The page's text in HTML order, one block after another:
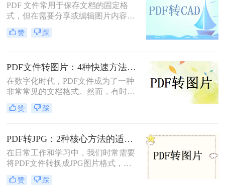
PDF 文件常用于保存文档的固定格
式，但在需要分享或编辑图片内容
时，JPG 格式更为灵活。那么pdf如何
转化为jpg呢？本文将详细介绍几种常
赞 踩
PDF文件转图片：4种快速方法的速度排名和操作步骤！
在数字化时代，PDF文件成为了一种
非常常见的文档格式。然而，有时候
我们需要将PDF文件转换为图片格
式，以便于在网页或者其他媒体上使
本文将为您介绍几种简单、快速且高
效的转换方法。
赞 踩
PDF转JPG：2种核心方法的适用场景和操作差异！
在日常工作和学习中，我们时常需要
将PDF文件转换成JPG图片格式，以
便于在多种设备和平台上进行浏览、
编辑和分享。那么怎么把pdf转换成
赞 踩